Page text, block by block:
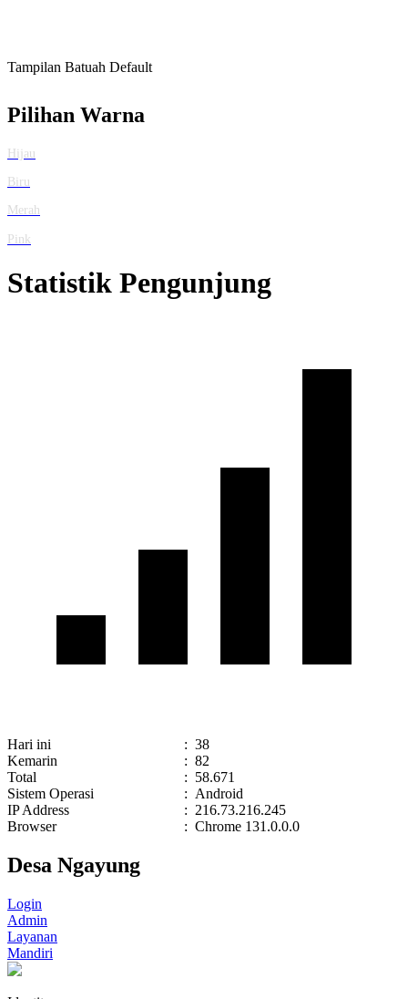
Tampilan Batuah Default
Pilihan Warna
Hijau
Biru
Merah
Pink
Statistik Pengunjung
Hari ini : 38
Kemarin
: 82
Total
: 58.671
Sistem Operasi
: Android
IP Address
: 216.73.216.245
Browser
: Chrome 131.0.0.0
Desa Ngayung
Login
Admin
Layanan
Mandiri